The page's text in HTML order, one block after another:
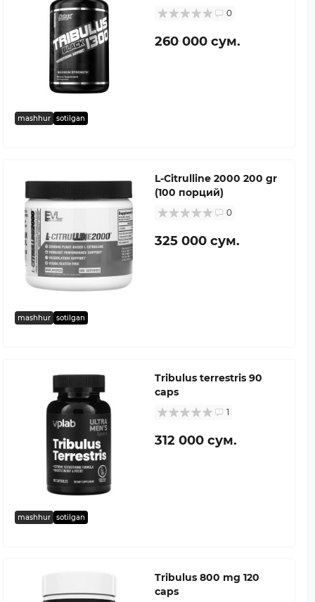
mashhur sotilgan
0
260 000 сум.
mashhur sotilgan
L-Citrulline 2000 200 gr
(100 порций)
0
325 000 сум.
mashhur sotilgan
Tribulus terrestris 90
caps
1
312 000 сум.
Tribulus 800 mg 120
caps